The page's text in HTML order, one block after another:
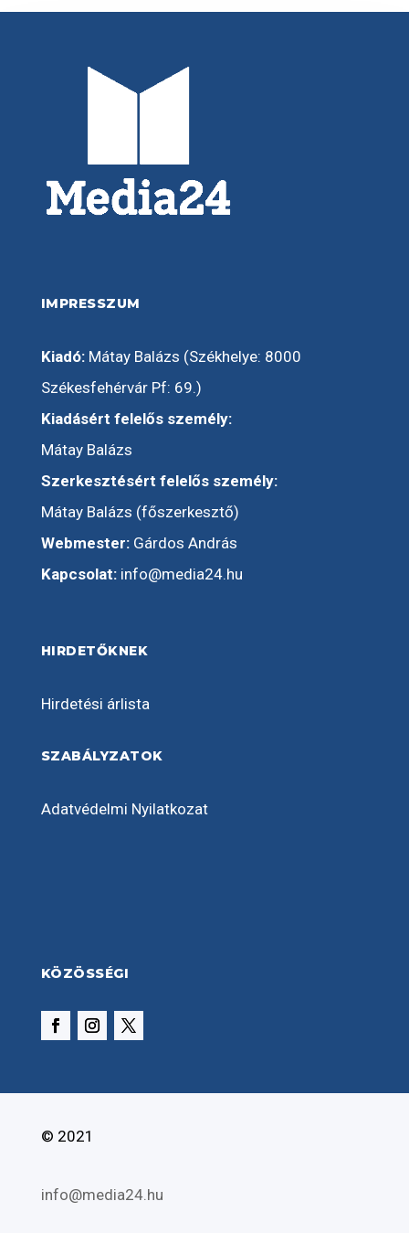
IMPRESSZUM
Kiadó:Mátay Balázs (Székhelye: 8000
Székesfehérvár Pf: 69.)
Kiadásért felelős személy:
Mátay Balázs
Szerkesztésért felelős személy:
Mátay Balázs (főszerkesztő)
Webmester:Gárdos András
Kapcsolat: info@media24.hu
HIRDETŐKNEK
Hirdetési árlista
SZABÁLYZATOK
Adatvédelmi Nyilatkozat
KÖZÖSSÉGI
© 2021
info@media24.hu